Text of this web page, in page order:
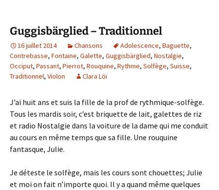
Guggisbärglied – Traditionnel
16 juillet 2014 Chansons Adolescence, Baguette,
Contrebasse, Fontaine, Galette, Guggisbärglied, Nostalgie,
Occiput, Passant, Pierrot, Rouquine, Rythme, Solfège, Suisse,
Traditionnel, Violon Clara Löi
J’ai huit ans et suis la fille de la prof de rythmique-solfège.
Tous les mardis soir, c’est briquette de lait, galettes de riz
et radio Nostalgie dans la voiture de la dame qui me conduit
au cours en même temps que sa fille. Une rouquine
fantasque, Julie.
Je déteste le solfège, mais les cours sont chouettes; Julie
et moi on fait n’importe quoi. Il y a quand même quelques